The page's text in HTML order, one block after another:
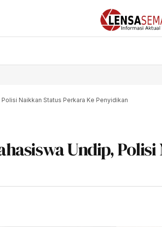
Naikkan Status Perkara Ke Penyidikan
Undip,